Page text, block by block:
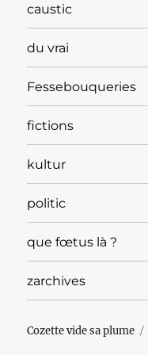
caustic
du vrai
Fessebouqueries
fictions
kultur
politic
que fœtus là ?
zarchives
Cozette vide sa plume